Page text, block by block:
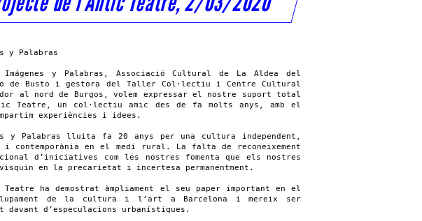
y Palabras
Imágenes y Palabras, Associació Cultural de La Aldea del
de Busto i gestora del Taller Col·lectiu i Centre Cultural
al nord de Burgos, volem expressar el nostre suport total
Teatre, un col·lectiu amic des de fa molts anys, amb el
experiències i idees.
y Palabras lluita fa 20 anys per una cultura independent,
i contemporània en el medi rural. La falta de reconeixement
d’iniciatives com les nostres fomenta que els nostres
en la precarietat i incertesa permanentment.
Teatre ha demostrat àmpliament el seu paper important en el
de la cultura i l’art a Barcelona i mereix ser
davant d’especulacions urbanístiques.